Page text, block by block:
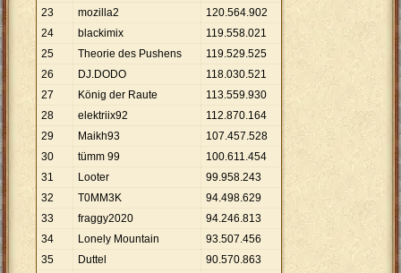
23
mozilla2 120.564.902
24
blackimix 119.558.021
25
Theorie des Pushens 119.529.525
26
DJ.DODO 118.030.521
27
König der Raute 113.559.930
28
elektriix92 112.870.164
29
Maikh93 107.457.528
30
tümm 99 100.611.454
31
Looter 99.958.243
32
T0MM3K 94.498.629
33
fraggy2020 94.246.813
34
Lonely Mountain 93.507.456
35
Duttel 90.570.863